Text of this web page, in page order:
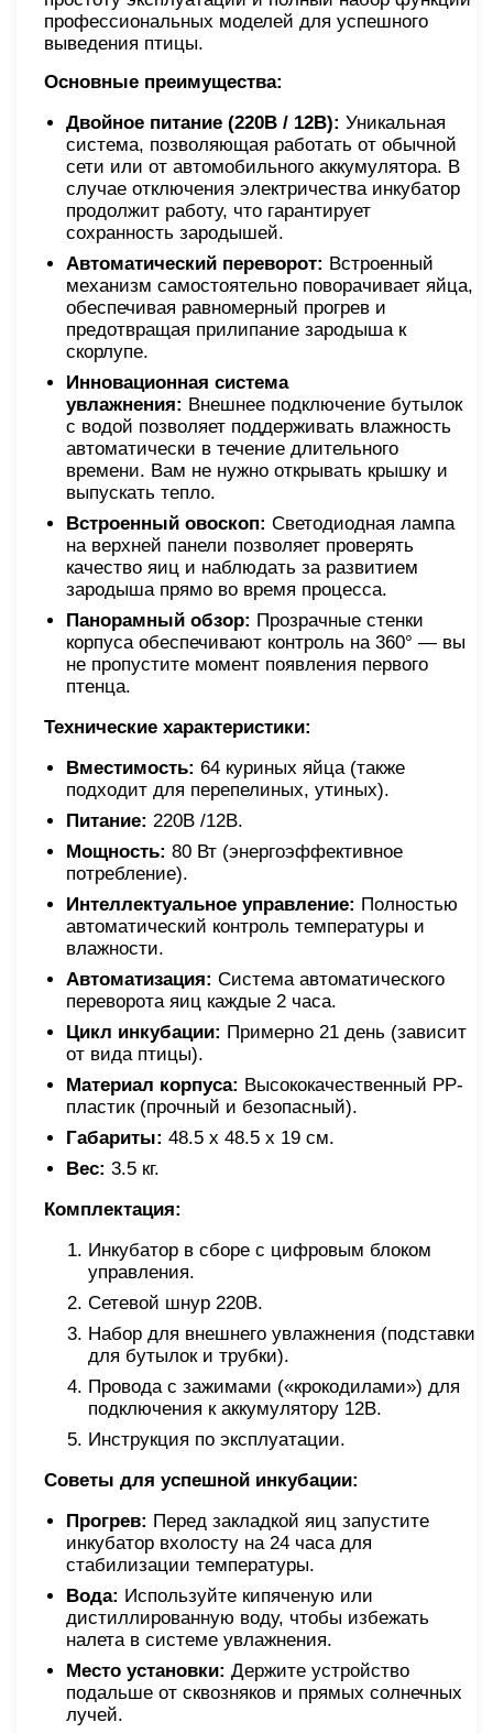
профессиональных моделей для успешного
выведения птицы.
Основные преимущества:
Двойное питание (220В / 12В): Уникальная
система, позволяющая работать от обычной
сети или от автомобильного аккумулятора. В
случае отключения электричества инкубатор
продолжит работу, что гарантирует
сохранность зародышей.
Автоматический переворот: Встроенный
механизм самостоятельно поворачивает яйца,
обеспечивая равномерный прогрев и
предотвращая прилипание зародыша к
скорлупе.
Инновационная система
увлажнения: Внешнее подключение бутылок
с водой позволяет поддерживать влажность
автоматически в течение длительного
времени. Вам не нужно открывать крышку и
выпускать тепло.
Встроенный овоскоп: Светодиодная лампа
на верхней панели позволяет проверять
качество яиц и наблюдать за развитием
зародыша прямо во время процесса.
Панорамный обзор: Прозрачные стенки
корпуса обеспечивают контроль на 360° — вы
не пропустите момент появления первого
птенца.
Технические характеристики:
Вместимость: 64 куриных яйца (также
подходит для перепелиных, утиных).
Питание: 220В /12В.
Мощность: 80 Вт (энергоэффективное
потребление).
Интеллектуальное управление: Полностью
автоматический контроль температуры и
влажности.
Автоматизация: Система автоматического
переворота яиц каждые 2 часа.
Цикл инкубации: Примерно 21 день (зависит
от вида птицы).
Материал корпуса: Высококачественный PP-
пластик (прочный и безопасный).
Габариты: 48.5 х 48.5 х 19 см.
Вес: 3.5 кг.
Комплектация:
Инкубатор в сборе с цифровым блоком
управления.
Сетевой шнур 220В.
Набор для внешнего увлажнения (подставки
для бутылок и трубки).
Провода с зажимами («крокодилами») для
подключения к аккумулятору 12В.
Инструкция по эксплуатации.
Советы для успешной инкубации:
Прогрев: Перед закладкой яиц запустите
инкубатор вхолосту на 24 часа для
стабилизации температуры.
Вода: Используйте кипяченую или
дистиллированную воду, чтобы избежать
налета в системе увлажнения.
Место установки: Держите устройство
подальше от сквозняков и прямых солнечных
лучей.